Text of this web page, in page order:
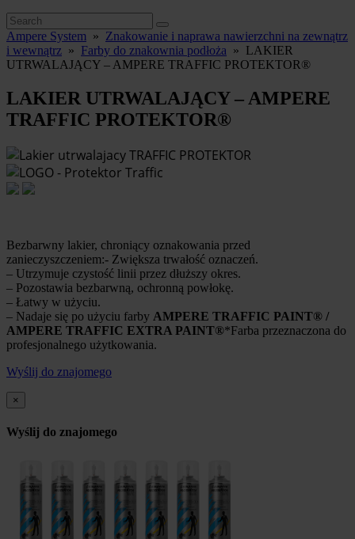
Ampere System » Znakowanie i naprawa nawierzchni na zewnątrz
i wewnątrz » Farby do znakownia podłoża » LAKIER
UTRWALAJĄCY – AMPERE TRAFFIC PROTEKTOR®
LAKIER UTRWALAJĄCY – AMPERE
TRAFFIC PROTEKTOR®
Bezbarwny lakier, chroniący oznakowania przed
zanieczyszczeniem:- Zwiększa trwałość oznaczeń.
– Utrzymuje czystość linii przez dłuższy okres.
– Pozostawia bezbarwną, ochronną powłokę.
– Łatwy w użyciu.
– Nadaje się po użyciu farby AMPERE TRAFFIC PAINT® /
AMPERE TRAFFIC EXTRA PAINT®*Farba przeznaczona do
profesjonalnego użytkowania.
Wyślij do znajomego
×
Wyślij do znajomego